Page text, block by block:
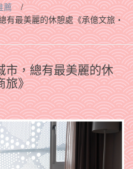
薦
/
有最美麗的休憩處《承億文旅‧
市，總有最美麗的休
旅》